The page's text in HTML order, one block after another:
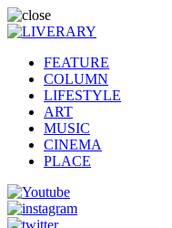
FEATURE
COLUMN
LIFESTYLE
ART
MUSIC
CINEMA
PLACE